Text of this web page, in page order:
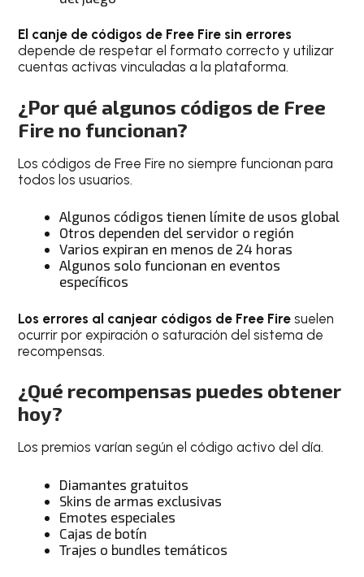
El canje de códigos de Free Fire sin errores
depende de respetar el formato correcto y utilizar
cuentas activas vinculadas a la plataforma.
¿Por qué algunos códigos de Free
Fire no funcionan?
Los códigos de Free Fire no siempre funcionan para
todos los usuarios.
Algunos códigos tienen límite de usos global
Otros dependen del servidor o región
Varios expiran en menos de 24 horas
Algunos solo funcionan en eventos
específicos
Los errores al canjear códigos de Free Fire suelen
ocurrir por expiración o saturación del sistema de
recompensas.
¿Qué recompensas puedes obtener
hoy?
Los premios varían según el código activo del día.
Diamantes gratuitos
Skins de armas exclusivas
Emotes especiales
Cajas de botín
Trajes o bundles temáticos